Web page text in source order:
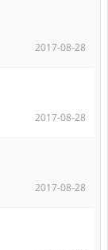
2017-08-28
2017-08-28
2017-08-28